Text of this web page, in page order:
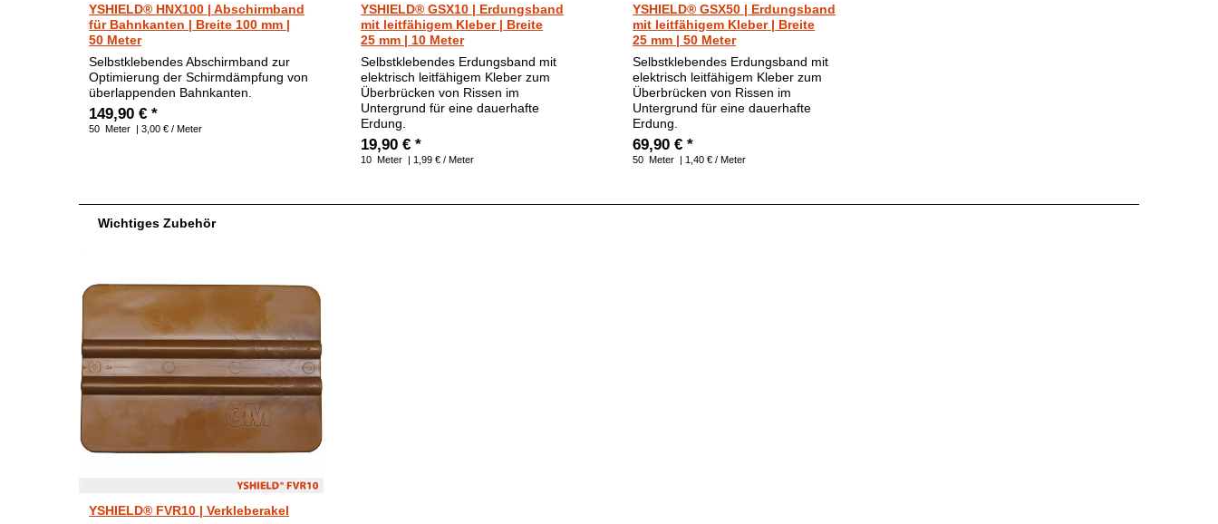
YSHIELD® HNX100 | Abschirmband
für Bahnkanten | Breite 100 mm |
50 Meter
Selbstklebendes Abschirmband zur
Optimierung der Schirmdämpfung von
überlappenden Bahnkanten.
149,90 € *
50 Meter | 3,00 € / Meter
YSHIELD® GSX10 | Erdungsband
mit leitfähigem Kleber | Breite
25 mm | 10 Meter
Selbstklebendes Erdungsband mit
elektrisch leitfähigem Kleber zum
Überbrücken von Rissen im
Untergrund für eine dauerhafte
Erdung.
19,90 € *
10 Meter | 1,99 € / Meter
YSHIELD® GSX50 | Erdungsband
mit leitfähigem Kleber | Breite
25 mm | 50 Meter
Selbstklebendes Erdungsband mit
elektrisch leitfähigem Kleber zum
Überbrücken von Rissen im
Untergrund für eine dauerhafte
Erdung.
69,90 € *
50 Meter | 1,40 € / Meter
Wichtiges Zubehör
YSHIELD® FVR10 | Verkleberakel